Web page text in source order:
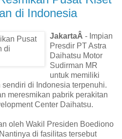
di Indonesia
JakartaÂ - Impian
Presdir PT Astra
Daihatsu Motor
Sudirman MR
untuk memiliki
di Indonesia terpenuhi.
meresmikan pabrik perakitan
Center Daihatsu.
oleh Wakil Presiden Boediono
di fasilitas tersebut